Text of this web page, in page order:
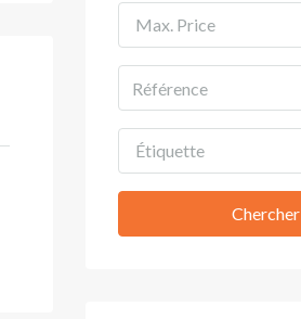
Max. Price
Étiquette
Chercher